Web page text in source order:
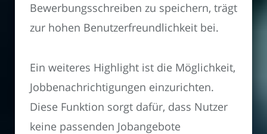
Bewerbungsschreiben zu speichern, trägt
zur hohen Benutzerfreundlichkeit bei.
Ein weiteres Highlight ist die Möglichkeit,
Jobbenachrichtigungen einzurichten.
Diese Funktion sorgt dafür, dass Nutzer
keine passenden Jobangebote